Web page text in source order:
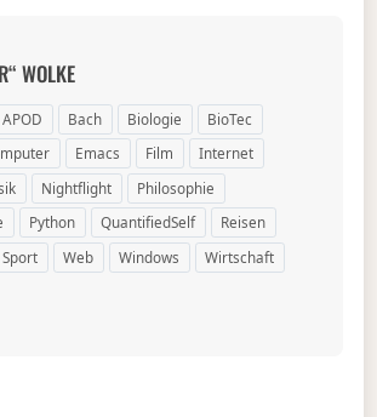
WOLKE
APOD Bach Biologie
BioTec
Emacs Film
Internet
Nightflight
Philosophie
Python QuantifiedSelf
Reisen
Sport Web Windows
Wirtschaft